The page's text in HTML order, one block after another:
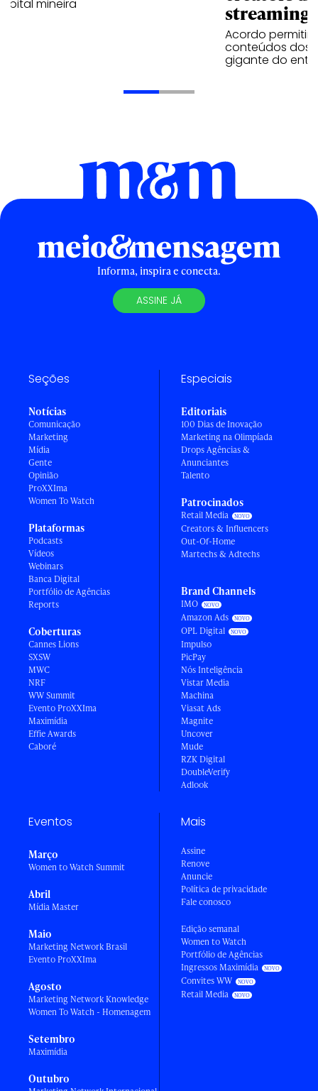
mineira streaming
Acordo
conteúdos dos
gigante do
Informa, inspira e conecta.
ASSINE JÁ
Seções
Notícias
Comunicação
Marketing
Mídia
Gente
Opinião
ProXXIma
Women To Watch
Plataformas
Podcasts
Vídeos
Webinars
Banca Digital
Portfólio de Agências
Reports
Coberturas
Cannes Lions
SXSW
MWC
NRF
WW Summit
Evento ProXXIma
Maximídia
Effie Awards
Caboré
Especiais
Editoriais
100 Dias de Inovação
Marketing na Olimpíada
Drops Agências &
Anunciantes
Talento
Patrocinados
Retail Media
Creators & Influencers
Out-Of-Home
Martechs & Adtechs
Brand Channels
IMO
Amazon Ads
OPL Digital
Impulso
PicPay
Nós Inteligência
Vistar Media
Machina
Viasat Ads
Magnite
Uncover
Mude
RZK Digital
DoubleVerify
Adlook
Eventos
Março
Women to Watch Summit
Abril
Mídia Master
Maio
Marketing Network Brasil
Evento ProXXIma
Agosto
Marketing Network Knowledge
Women To Watch - Homenagem
Setembro
Maximídia
Outubro
Mais
Assine
Renove
Anuncie
Política de privacidade
Fale conosco
Edição semanal
Women to Watch
Portfólio de Agências
Ingressos Maximídia
Convites WW
Retail Media